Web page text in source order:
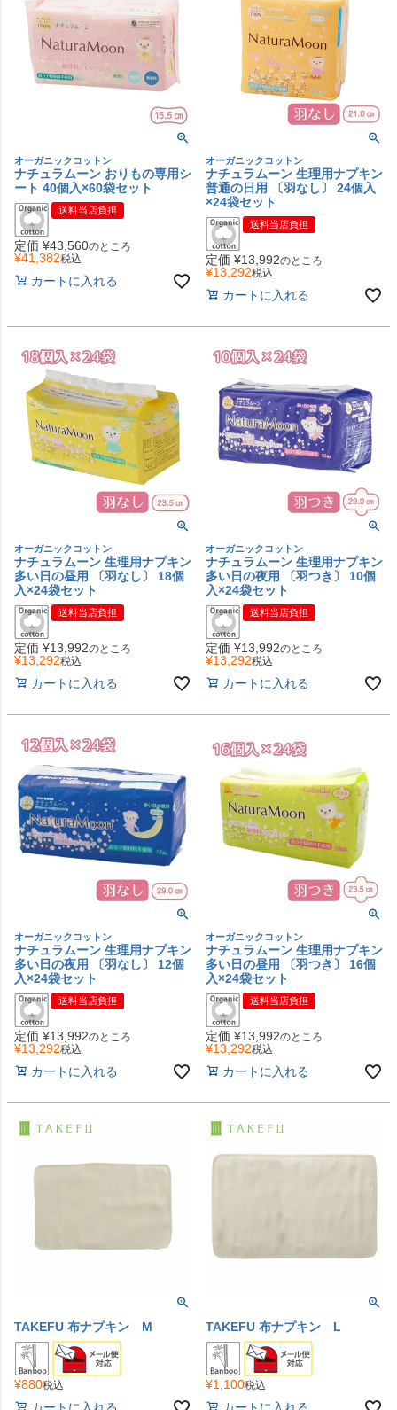
オーガニックコットン
ナチュラムーン おりもの専用シ
ート 40個入×60袋セット
送料当店負担
定価 ¥43,560のところ
¥41,382税込
カートに入れる
オーガニックコットン
ナチュラムーン 生理用ナプキン
普通の日用 〔羽なし〕 24個入
×24袋セット
送料当店負担
定価 ¥13,992のところ
¥13,292税込
カートに入れる
オーガニックコットン
ナチュラムーン 生理用ナプキン
多い日の昼用 〔羽なし〕 18個
入×24袋セット
送料当店負担
定価 ¥13,992のところ
¥13,292税込
カートに入れる
オーガニックコットン
ナチュラムーン 生理用ナプキン
多い日の夜用 〔羽つき〕 10個
入×24袋セット
送料当店負担
定価 ¥13,992のところ
¥13,292税込
カートに入れる
オーガニックコットン
ナチュラムーン 生理用ナプキン
多い日の夜用 〔羽なし〕 12個
入×24袋セット
送料当店負担
定価 ¥13,992のところ
¥13,292税込
カートに入れる
オーガニックコットン
ナチュラムーン 生理用ナプキン
多い日の昼用 〔羽つき〕 16個
入×24袋セット
送料当店負担
定価 ¥13,992のところ
¥13,292税込
カートに入れる
TAKEFU 布ナプキン M
¥880税込
TAKEFU 布ナプキン L
¥1,100税込